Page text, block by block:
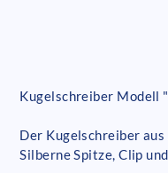
Kugelschreiber Modell
Der Kugelschreiber
Silberne Spitze, Clip